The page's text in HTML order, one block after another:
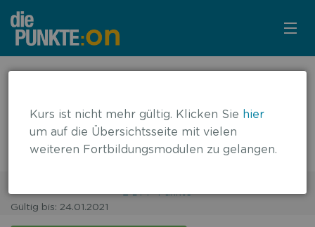
KURSÜBERSICHT
LOGIN
KOSTENLOS ANMELDEN
Die Rolle der B-Zelle in der
Pathophysiologie der Multiplen
Sklerose
2 DFP-Punkte
Gültig bis: 24.01.2021
Kurs ist nicht mehr gültig. Klicken Sie hier
um auf die Übersichtsseite mit vielen
weiteren Fortbildungsmodulen zu gelangen.